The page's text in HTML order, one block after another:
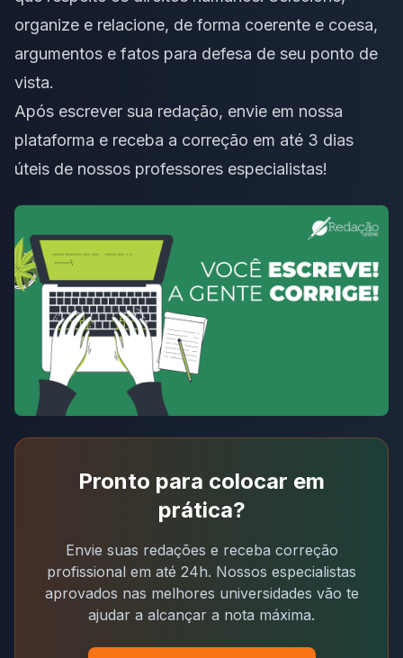
organize e relacione, de forma coerente e coesa,
argumentos e fatos para defesa de seu ponto de
vista.
Após escrever sua redação, envie em nossa
plataforma e receba a correção em até 3 dias
úteis de nossos professores especialistas!
Pronto para colocar em
prática?
Envie suas redações e receba correção
profissional em até 24h. Nossos especialistas
aprovados nas melhores universidades vão te
ajudar a alcançar a nota máxima.